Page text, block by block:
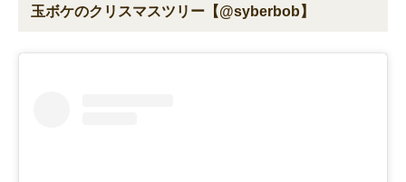
玉ボケのクリスマスツリー【@syberbob】